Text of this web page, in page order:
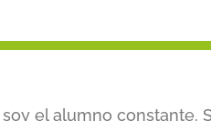
soy el alumno